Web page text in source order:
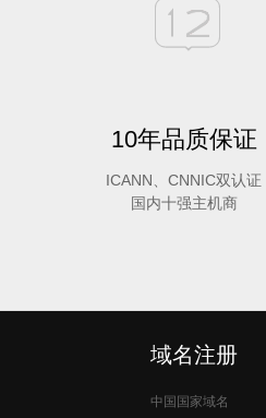
10年品质保证
ICANN、CNNIC双认证
国内十强主机商
域名注册
中国国家域名